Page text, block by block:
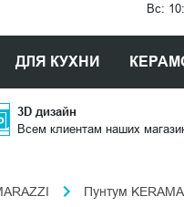
Вс:
ДЛЯ КУХНИ
3D дизайн
Всем клиентам наших
Пунтум